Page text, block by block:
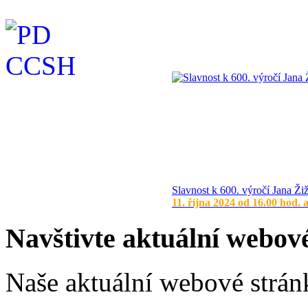
Slavnost k 600. výročí Jana
11. října 2024 od 16.00 hod.
Navštivte aktuální
Naše aktuální webové